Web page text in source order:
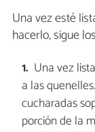
Una vez esté
hacerlo, sigue
Una vez
a las
cucharadas
porción de la